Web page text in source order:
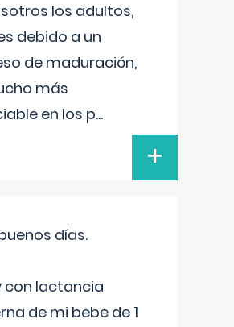
los adultos,
debido a un
de maduración,
más
en los p...
+
días.
con lactancia
de mi bebe de 1